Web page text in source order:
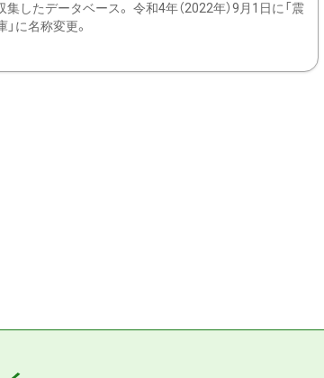
したデータベース。 令和4年（2022年）9月1日に「震
に名称変更。